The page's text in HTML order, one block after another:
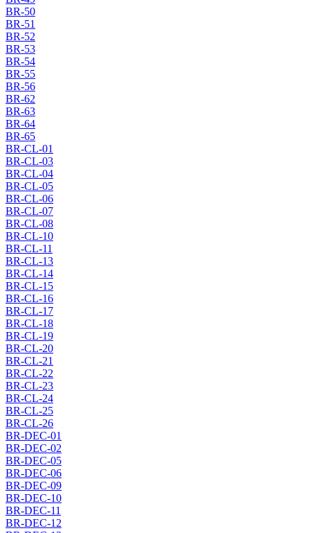
BR-50
BR-51
BR-52
BR-53
BR-54
BR-55
BR-56
BR-62
BR-63
BR-64
BR-65
BR-CL-01
BR-CL-03
BR-CL-04
BR-CL-05
BR-CL-06
BR-CL-07
BR-CL-08
BR-CL-10
BR-CL-11
BR-CL-13
BR-CL-14
BR-CL-15
BR-CL-16
BR-CL-17
BR-CL-18
BR-CL-19
BR-CL-20
BR-CL-21
BR-CL-22
BR-CL-23
BR-CL-24
BR-CL-25
BR-CL-26
BR-DEC-01
BR-DEC-02
BR-DEC-05
BR-DEC-06
BR-DEC-09
BR-DEC-10
BR-DEC-11
BR-DEC-12